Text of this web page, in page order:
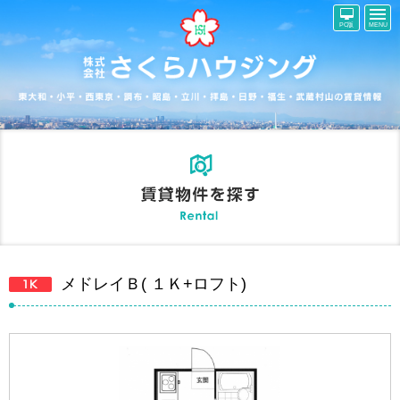
MENU
PC版
メドレイＢ( １Ｋ+ロフト)